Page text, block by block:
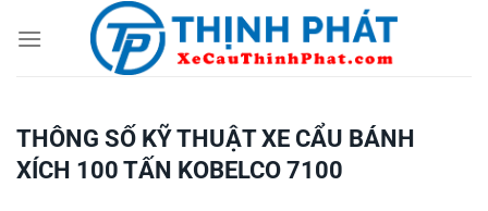
đến
THÔNG SỐ KỸ THUẬT XE CẨU BÁNH
XÍCH 100 TẤN KOBELCO 7100